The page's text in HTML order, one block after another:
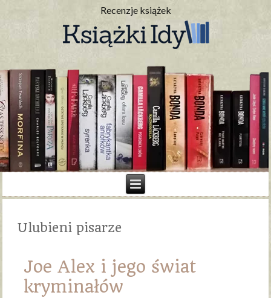
Recenzje książek
Ulubieni pisarze
Joe Alex i jego świat
kryminałów